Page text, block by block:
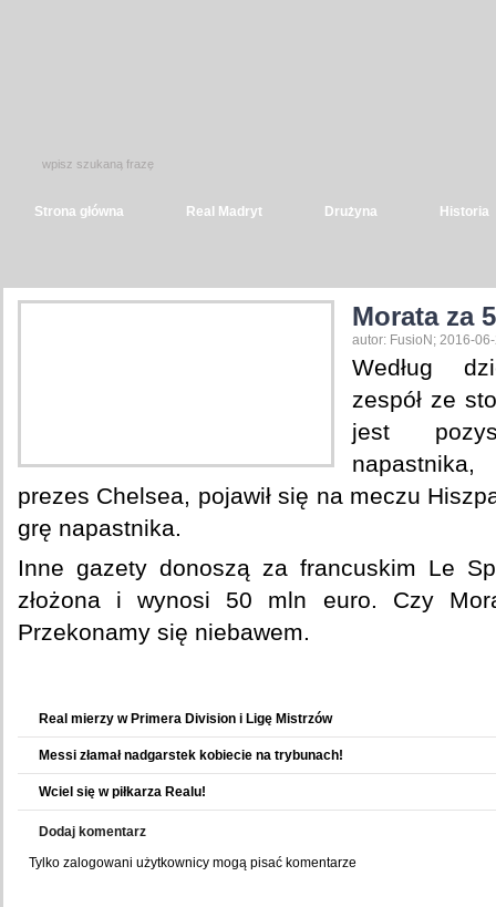
Strona główna Real Madryt Drużyna Historia
Morata za
autor: FusioN; 2016-
Według
zespół ze
jest
prezes Chelsea, pojawił się na meczu
grę napastnika.
Inne gazety donoszą za francuskim Le
złożona i wynosi 50 mln euro. Czy
Przekonamy się niebawem.
Real mierzy w Primera Division i Ligę Mistrzów
Messi złamał nadgarstek kobiecie na trybunach!
Wciel się w piłkarza Realu!
Dodaj komentarz
Tylko zalogowani użytkownicy mogą pisać komentarze